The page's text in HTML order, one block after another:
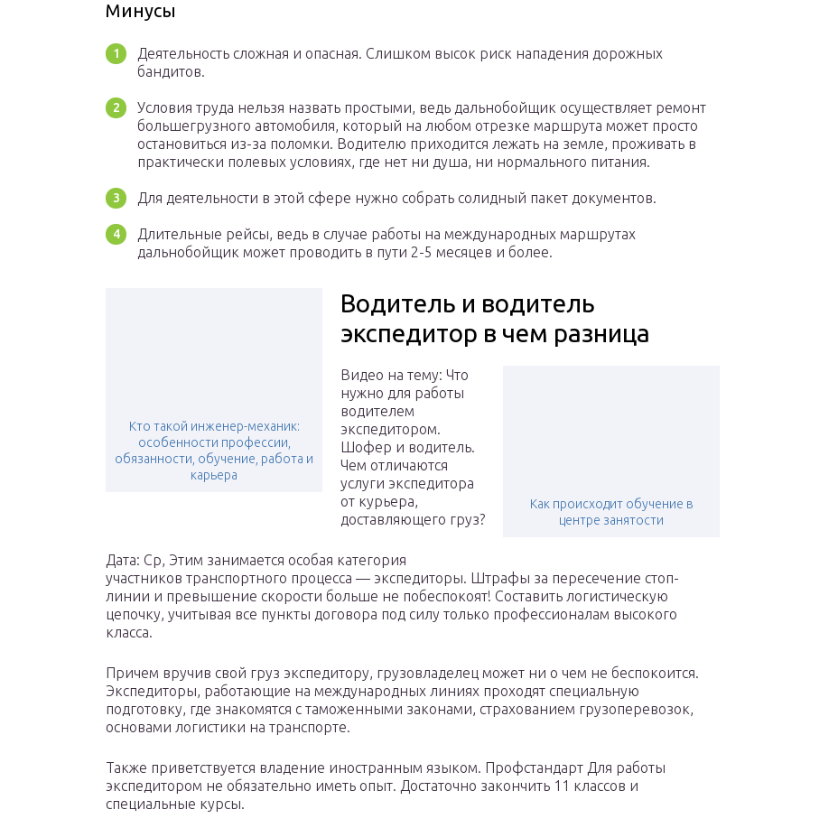
Минусы
Деятельность сложная и опасная. Слишком высок риск нападения дорожных
бандитов.
Условия труда нельзя назвать простыми, ведь дальнобойщик осуществляет ремонт
большегрузного автомобиля, который на любом отрезке маршрута может просто
остановиться из-за поломки. Водителю приходится лежать на земле, проживать в
практически полевых условиях, где нет ни душа, ни нормального питания.
Для деятельности в этой сфере нужно собрать солидный пакет документов.
Длительные рейсы, ведь в случае работы на международных маршрутах
дальнобойщик может проводить в пути 2-5 месяцев и более.
Кто такой инженер-механик:
особенности профессии,
обязанности, обучение, работа и
карьера
Водитель и водитель
экспедитор в чем разница
Как происходит обучение в
центре занятости
Видео на тему: Что
нужно для работы
водителем
экспедитором.
Шофер и водитель.
Чем отличаются
услуги экспедитора
от курьера,
доставляющего груз?
Дата: Ср, Этим занимается особая категория
участников транспортного процесса — экспедиторы. Штрафы за пересечение стоп-
линии и превышение скорости больше не побеспокоят! Составить логистическую
цепочку, учитывая все пункты договора под силу только профессионалам высокого
класса.
Причем вручив свой груз экспедитору, грузовладелец может ни о чем не беспокоится.
Экспедиторы, работающие на международных линиях проходят специальную
подготовку, где знакомятся с таможенными законами, страхованием грузоперевозок,
основами логистики на транспорте.
Также приветствуется владение иностранным языком. Профстандарт Для работы
экспедитором не обязательно иметь опыт. Достаточно закончить 11 классов и
специальные курсы.